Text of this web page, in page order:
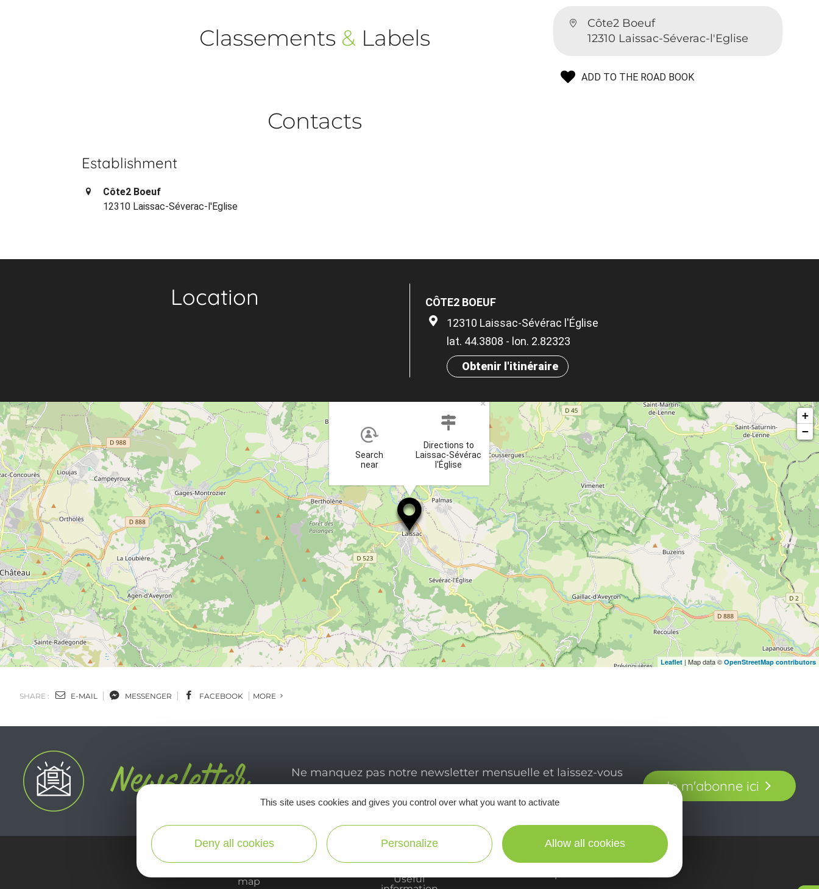
Côte2 Boeuf
12310 Laissac-Séverac-l'Eglise
ADD TO THE ROAD BOOK
Classements & Labels
Contacts
Establishment
Côte2 Boeuf
12310 Laissac-Séverac-l'Eglise
Location
CÔTE2 BOEUF
12310 Laissac-Sévérac l'Église
lat. 44.3808 - lon. 2.82323
Obtenir l'itinéraire
Search
near
Directions to
Laissac-Sévérac
l'Église
×
+
−
Leaflet| Map data © OpenStreetMap contributors
SHARE : E-MAIL MESSENGER FACEBOOK MORE
Ne manquez pas notre newsletter mensuelle et laissez-vous
Je m'abonne ici
map
Useful
This site uses cookies and gives you control over what you want to activate
Deny all cookies Personalize Allow all cookies